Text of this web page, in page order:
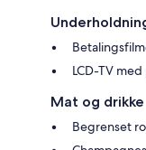
LCD-TV
Mat og drikke
Begrenset